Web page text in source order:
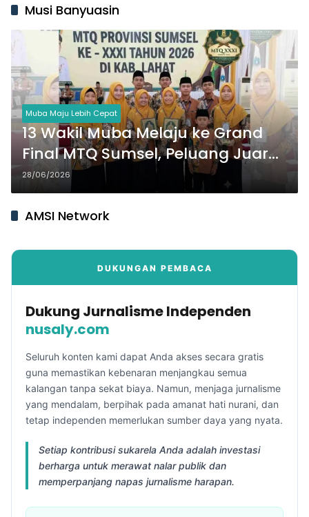
Musi Banyuasin
Muba Maju Lebih Cepat
13 Wakil Muba Melaju ke Grand
Final MTQ Sumsel, Peluang Juara
Umum Terbuka
28/06/2026
AMSI Network
DUKUNGAN PEMBACA
Dukung Jurnalisme Independen
nusaly.com
Seluruh konten kami dapat Anda akses secara gratis
guna memastikan kebenaran menjangkau semua
kalangan tanpa sekat biaya. Namun, menjaga jurnalisme
yang mendalam, berpihak pada amanat hati nurani, dan
tetap independen memerlukan sumber daya yang nyata.
Setiap kontribusi sukarela Anda adalah investasi
berharga untuk merawat nalar publik dan
memperpanjang napas jurnalisme harapan.